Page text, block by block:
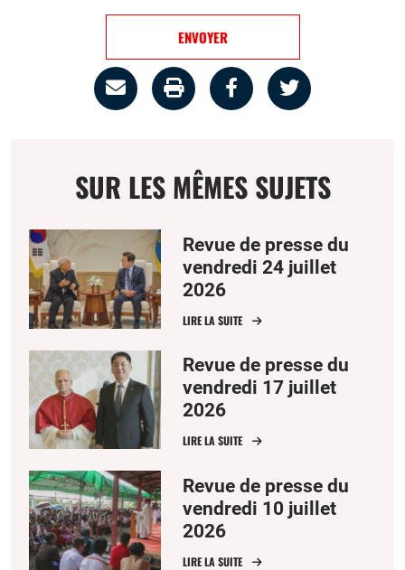
ENVOYER
Partage
par
ImprimerPartager
sur
Partager
SUR LES MÊMES SUJETS
Revue de presse du
vendredi 24 juillet
2026
LIRE LA SUITE
Revue de presse du
vendredi 17 juillet
2026
LIRE LA SUITE
Revue de presse du
vendredi 10 juillet
2026
LIRE LA SUITE